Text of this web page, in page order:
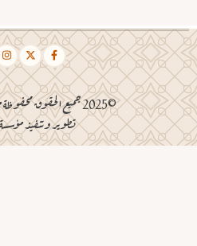
©2025 جميع الحقوق محفوظة مؤسسة الدعوة الخيرية
تطوير وتنفيذ مؤسسة